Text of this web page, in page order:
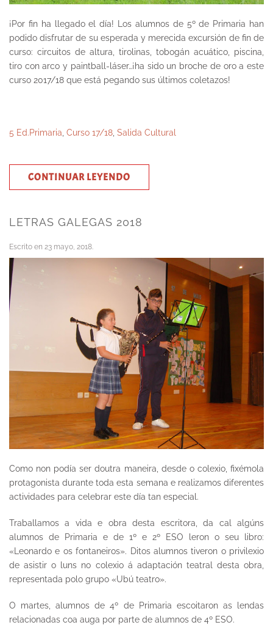
¡Por fin ha llegado el día! Los alumnos de 5º de Primaria han
podido disfrutar de su esperada y merecida excursión de fin de
curso: circuitos de altura, tirolinas, tobogán acuático, piscina,
tiro con arco y paintball-láser…¡ha sido un broche de oro a este
curso 2017/18 que está pegando sus últimos coletazos!
5 Ed.Primaria Curso 17/18 Salida Cultural
CONTINUAR LEYENDO
LETRAS GALEGAS 2018
Escrito en 23 mayo, 2018
Como non podía ser doutra maneira, desde o colexio, fixémola
protagonista durante toda esta semana e realizamos diferentes
actividades para celebrar este día tan especial.
Traballamos a vida e obra desta escritora, da cal algúns
alumnos de Primaria e de 1º e 2º ESO leron o seu libro:
«Leonardo e os fontaneiros». Ditos alumnos tiveron o privilexio
de asistir o luns no colexio á adaptación teatral desta obra,
representada polo grupo «Ubú teatro».
O martes, alumnos de 4º de Primaria escoitaron as lendas
relacionadas coa auga por parte de alumnos de 4º ESO.